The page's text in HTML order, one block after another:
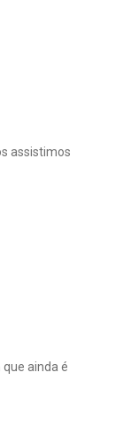
assistimos
ainda é